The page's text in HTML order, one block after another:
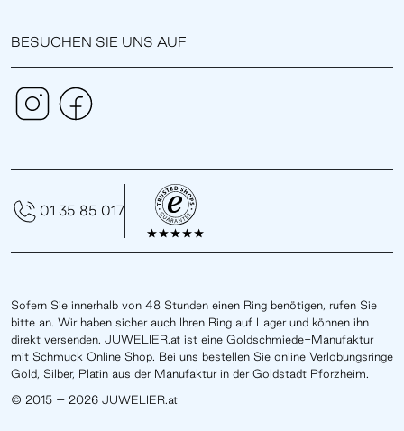
BESUCHEN SIE UNS AUF
Sofern Sie innerhalb von 48 Stunden einen Ring benötigen, rufen Sie
bitte an. Wir haben sicher auch Ihren Ring auf Lager und können ihn
direkt versenden. JUWELIER.at ist eine Goldschmiede-Manufaktur
mit Schmuck Online Shop. Bei uns bestellen Sie online Verlobungsringe
Gold, Silber, Platin aus der Manufaktur in der Goldstadt Pforzheim.
© 2015 – 2026 JUWELIER.at
01 35 85 017